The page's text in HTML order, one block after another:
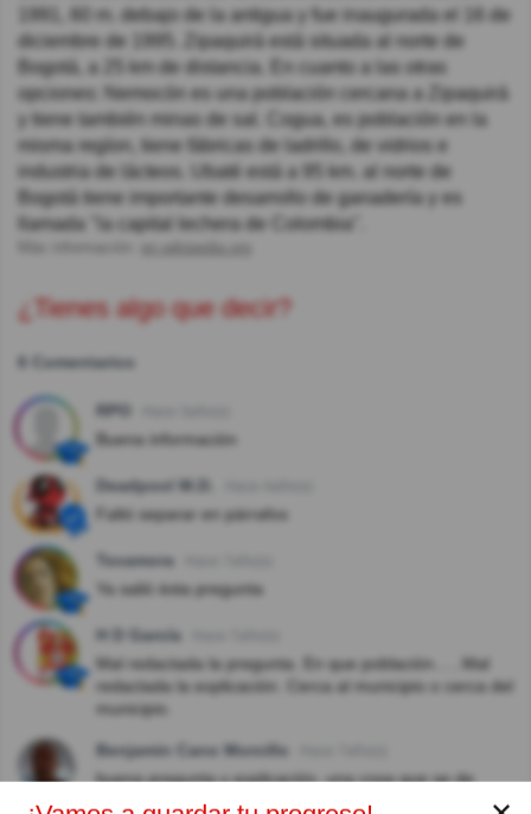
1991, 60 m. debajo de la antigua y fue inaugurada el 16 de
diciembre de 1995. Zipaquirá está situada al norte de
Bogotá, a 25 km de distancia. En cuanto a las otras
opciones: Nemocón es una población cercana a Zipaquirá
y tiene también minas de sal. Cogua, es población en la
misma regíon, tiene fábricas de ladrillo, de vidrios e
industria de lácteos. Ubaté está a 95 km. al norte de
Bogotá tiene importante desarrollo de ganadería y es
llamada "la capital lechera de Colombia".
en.wikipedia.org
¿Tienes algo que decir?
6 Comentarios
RPO
Buena información
Deadpool M.D.
Faltó separar en párrafos
Texamora
Ya saliò èsta pregunta
H D García
Mal redactada la pregunta. En que población......Mal
redactada la explicación. Cerca al municipio o cerca del
municipio.
Benjamin Cano Morcillo
buena pregunta y explicación, una cosa que se de